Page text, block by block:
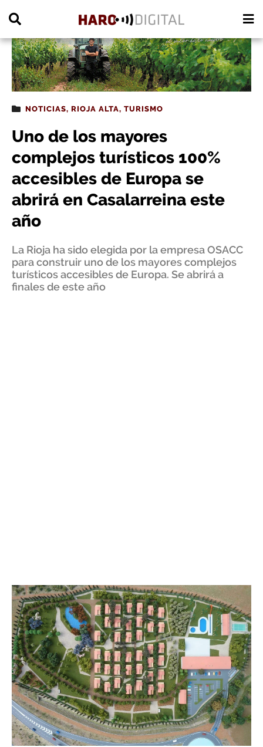
NOTICIAS, RIOJA ALTA, TURISMO
Uno de los mayores
complejos turísticos 100%
accesibles de Europa se
abrirá en Casalarreina este
año
La Rioja ha sido elegida por la empresa OSACC
para construir uno de los mayores complejos
turísticos accesibles de Europa. Se abrirá a
finales de este año